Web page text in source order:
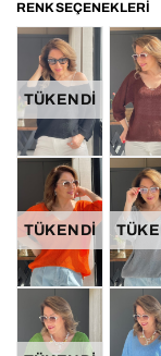
TÜKENDI
TÜKENDI